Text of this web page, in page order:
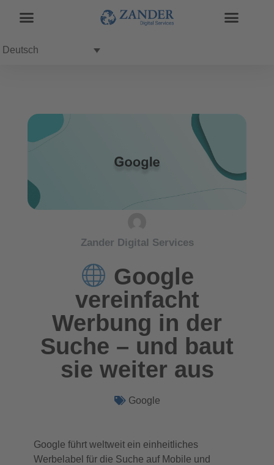
Deutsch
Zander Digital Services
Google
vereinfacht
Werbung in der
Suche – und baut
sie weiter aus
Google
Google führt weltweit ein einheitliches
Werbelabel für die Suche auf Mobile und